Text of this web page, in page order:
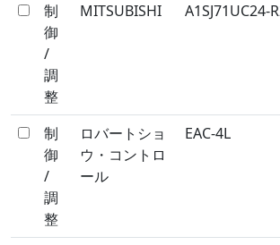
制
御
/
調
整
MITSUBISHI A1SJ71UC24-
制
御
/
調
整
ロバートショ
ウ・コントロ
ール
EAC-4L